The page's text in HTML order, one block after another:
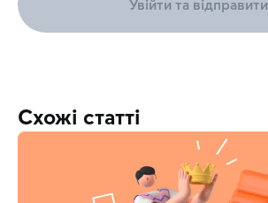
Увійти та відправити
Схожі статті